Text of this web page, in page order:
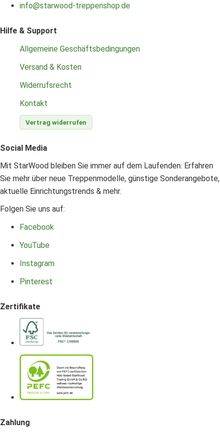
info@starwood-treppenshop.de
Hilfe & Support
Allgemeine Geschäftsbedingungen
Versand & Kosten
Widerrufsrecht
Kontakt
Vertrag widerrufen
Social Media
Mit StarWood bleiben Sie immer auf dem Laufenden: Erfahren
Sie mehr über neue Treppenmodelle, günstige Sonderangebote,
aktuelle Einrichtungstrends & mehr.
Folgen Sie uns auf:
Facebook
YouTube
Instagram
Pinterest
Zertifikate
Zahlung